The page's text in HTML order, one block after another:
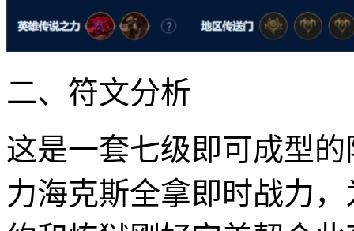
二、符文分析
这是一套七级即可成型
力海克斯全拿即时战力